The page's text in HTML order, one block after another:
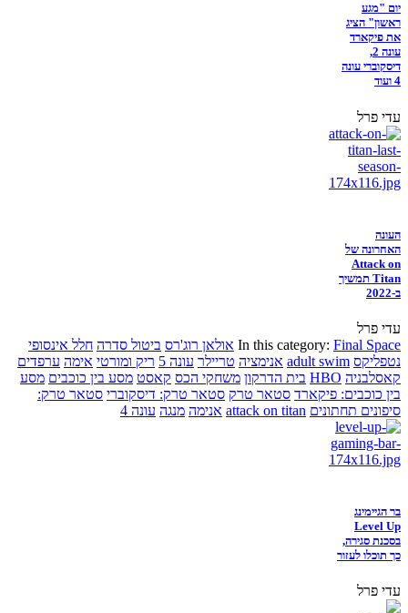
יום "מגע
ראשון" הציג
את פיקארד
עונה 2,
דיסקוברי עונה
4 ועוד
עדי פרל
העונה
האחרונה של
Attack on
Titan תמשיך
ב-2022
עדי פרל
In this category: Final Space אולאן רוג'רס ביטול סדרה חלל אינסופי
נטפליקס adult swim אנימציה טריילר עונה 5 ריק ומורטי אימה ערפדים
קאסלבניה HBO בית הדרקון משחקי הכס קאסט מסע בין כוכבים מסע
בין כוכבים: פיקארד סטאר טרק סטאר טרק: דיסקוברי סטאר טרק:
סיפונים תחתונים attack on titan אנימה מנגה עונה 4
בר הגיימינג
Level Up
בסכנת סגירה,
כך תוכלו לעזור
עדי פרל